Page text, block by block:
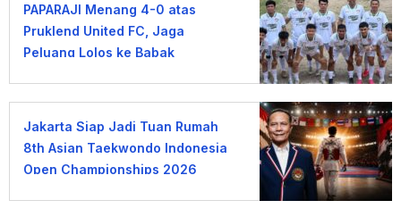
PAPARAJI Menang 4-0 atas
Pruklend United FC, Jaga
Peluang Lolos ke Babak
Jakarta Siap Jadi Tuan Rumah
8th Asian Taekwondo Indonesia
Open Championships 2026